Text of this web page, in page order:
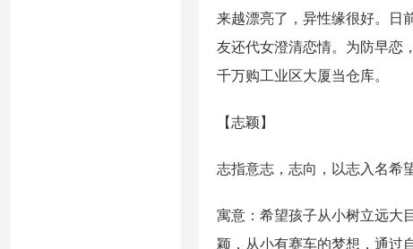
来越漂亮了，异性缘很好。日
友还代女澄清恋情。为防早恋
千万购工业区大厦当仓库。
【志颖】
志指意志，志向，以志入名希
寓意：希望孩子从小树立远大
颖，从小有赛车的梦想，通过